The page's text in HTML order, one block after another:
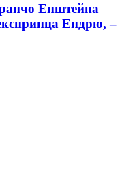
Епштейна
Ендрю, –